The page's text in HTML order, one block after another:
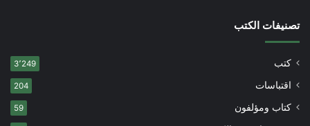
تصنيفات الكتب
كتب 3٬249
اقتباسات 204
كتاب ومؤلفون 59